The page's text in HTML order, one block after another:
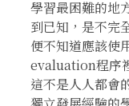
學習最困難的地
到已知，是不完
便不知道應該使
evaluation程序
這不是人人都會